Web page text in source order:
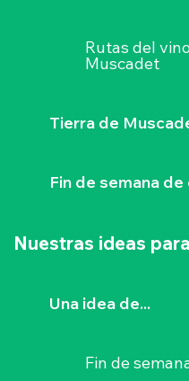
Rutas del
Muscadet
Tierra de
Fin de semana
Nuestras ideas
Una idea de...
Fin de